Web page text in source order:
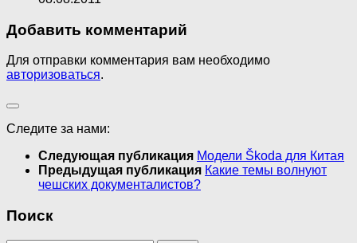
Добавить комментарий
Для отправки комментария вам необходимо
авторизоваться.
Следите за нами:
Следующая публикация Модели Škoda для Китая
Предыдущая публикация Какие темы волнуют
чешских документалистов?
Поиск